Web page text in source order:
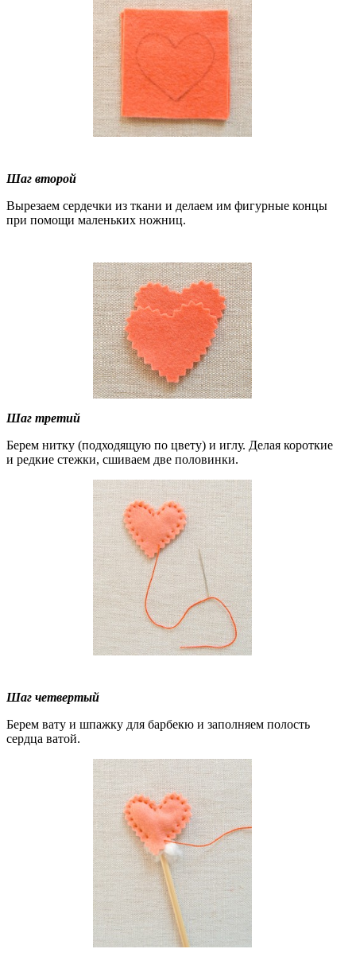
Шаг второй
Вырезаем сердечки из ткани и делаем им фигурные концы
при помощи маленьких ножниц.
Шаг третий
Берем нитку (подходящую по цвету) и иглу. Делая короткие
и редкие стежки, сшиваем две половинки.
Шаг четвертый
Берем вату и шпажку для барбекю и заполняем полость
сердца ватой.